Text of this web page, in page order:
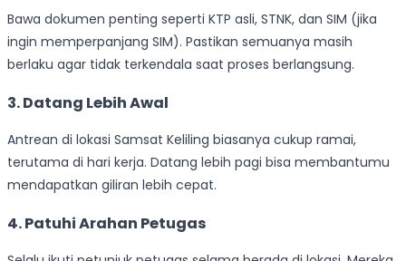
Bawa dokumen penting seperti KTP asli, STNK, dan SIM (jika
ingin memperpanjang SIM). Pastikan semuanya masih
berlaku agar tidak terkendala saat proses berlangsung.
3. Datang Lebih Awal
Antrean di lokasi Samsat Keliling biasanya cukup ramai,
terutama di hari kerja. Datang lebih pagi bisa membantumu
mendapatkan giliran lebih cepat.
4. Patuhi Arahan Petugas